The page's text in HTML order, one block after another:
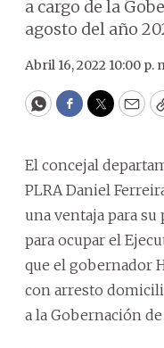
a cargo de la
agosto del año
Abril 16, 2022 10:00 p.
WhatsApp
Facebook
Twitter
El concejal
PLRA Daniel
una ventaja para
para ocupar el
que el gobernador
con arresto
a la Gobernación